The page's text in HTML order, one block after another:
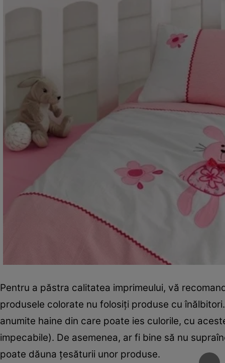
Pentru a păstra calitatea imprimeului, vă
produsele colorate nu folosiţi produse cu
anumite haine din care poate ies culorile, cu
impecabile). De asemenea, ar fi bine să nu
poate dăuna ţesăturii unor produse.